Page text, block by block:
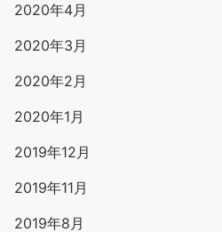
2020年4月
2020年3月
2020年2月
2020年1月
2019年12月
2019年11月
2019年8月